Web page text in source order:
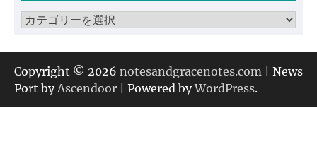
カ
ゴ
リ
ー
Copyright © 2026 notesandgracenotes.com | News
Port byAscendoor | Powered byWordPress.